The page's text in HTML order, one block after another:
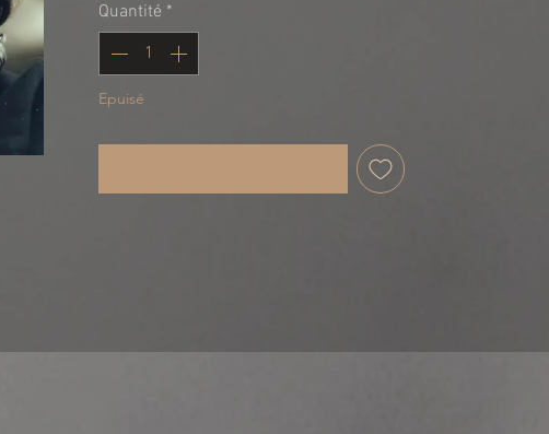
6 cm de largeur
SNAKE S31125S COLLECTION
Quantité *
Epuisé
Me notifier lorsque cet article est disponible